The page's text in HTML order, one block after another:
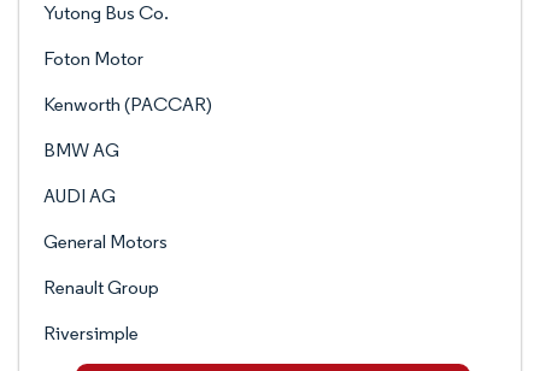
Yutong Bus Co.
Foton Motor
Kenworth (PACCAR)
BMW AG
AUDI AG
General Motors
Renault Group
Riversimple